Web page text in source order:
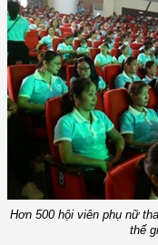
Hơn 500 hội viên phụ nữ
thế